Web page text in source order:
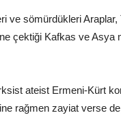
ve sömürdükleri Araplar,
çektiği Kafkas ve Asya
ateist Ermeni-Kürt
rağmen zayiat verse